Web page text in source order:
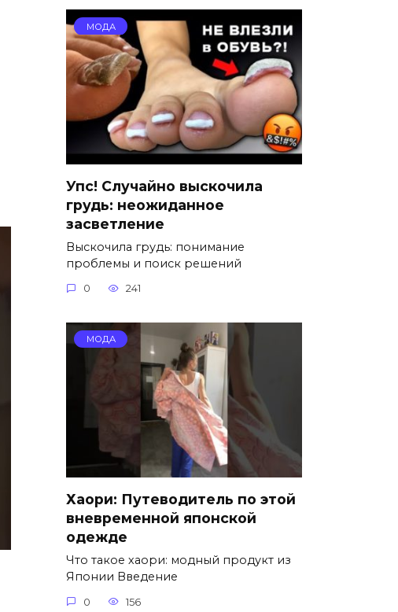
МОДА
Упс! Случайно выскочила
грудь: неожиданное
засветление
Выскочила грудь: понимание
проблемы и поиск решений
0 241
МОДА
Хаори: Путеводитель по этой
вневременной японской
одежде
Что такое хаори: модный продукт из
Японии Введение
0 156